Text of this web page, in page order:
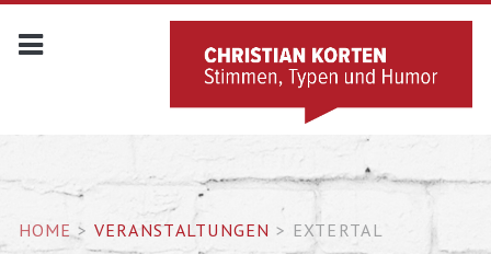
HOME > VERANSTALTUNGEN > EXTERTAL